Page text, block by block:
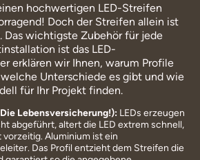
hochwertigen LED-Streifen
Doch der Streifen allein ist
Das wichtigste Zubehör für jede
ist das LED-
erklären wir Ihnen, warum Profile
Unterschiede es gibt und wie
für Ihr Projekt finden.
Lebensversicherung!): LEDs erzeugen
abgeführt, altert die LED extrem schnell,
Aluminium ist ein
Das Profil entzieht dem Streifen die